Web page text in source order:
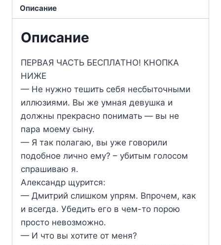
Описание
Описание
ПЕРВАЯ ЧАСТЬ БЕСПЛАТНО! КНОПКА
НИЖЕ
— Не нужно тешить себя несбыточными
иллюзиями. Вы же умная девушка и
должны прекрасно понимать — вы не
пара моему сыну.
— Я так полагаю, вы уже говорили
подобное лично ему? – убитым голосом
спрашиваю я.
Александр щурится:
— Дмитрий слишком упрям. Впрочем, как
и всегда. Убедить его в чем-то порою
просто невозможно.
— И что вы хотите от меня?